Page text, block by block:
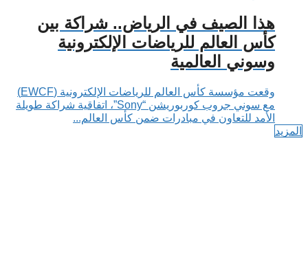
هذا الصيف في الرياض.. شراكة بين
كأس العالم للرياضات الإلكترونية
وسوني العالمية
وقعت مؤسسة كأس العالم للرياضات الإلكترونية (EWCF)
مع سوني جروب كوربوريشن “Sony”، اتفاقية شراكة طويلة
الأمد للتعاون في مبادرات ضمن كأس العالم...
المزيد